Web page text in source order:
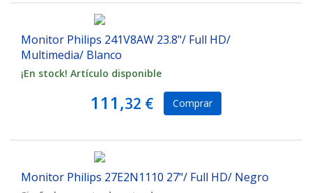
Monitor Philips 241V8AW 23.8"/ Full HD/
Multimedia/ Blanco
¡En stock! Artículo disponible
111,32 € Comprar
Monitor Philips 27E2N1110 27"/ Full HD/ Negro